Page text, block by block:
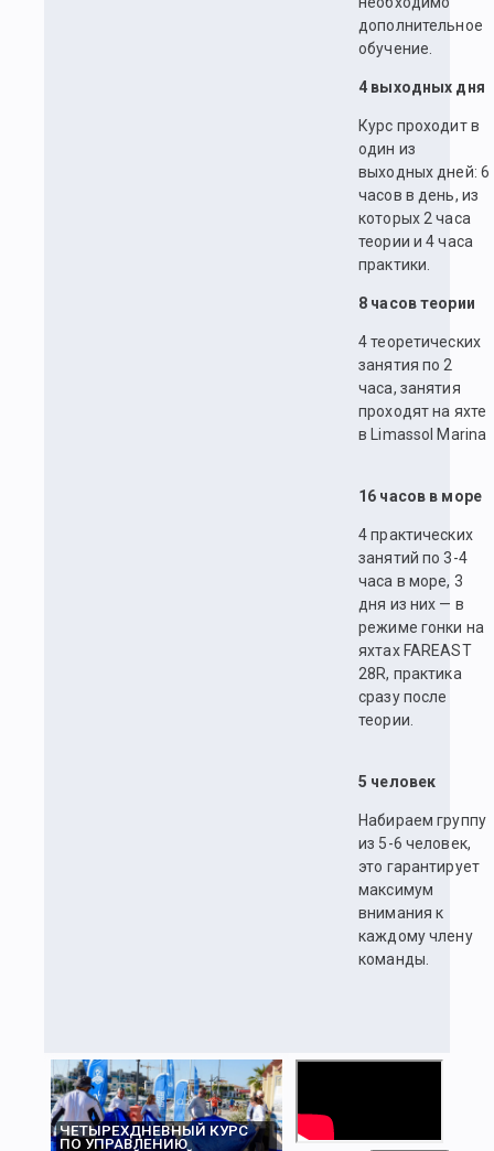
дополнительное
обучение.
4 выходных дня
Курс проходит в
один из
выходных дней: 6
часов в день, из
которых 2 часа
теории и 4 часа
практики.
8 часов теории
4 теоретических
занятия по 2
часа, занятия
проходят на яхте
в Limassol Marina
16 часов в море
4 практических
занятий по 3-4
часа в море, 3
дня из них — в
режиме гонки на
яхтах FAREAST
28R, практика
сразу после
теории.
5 человек
Набираем группу
из 5-6 человек,
это гарантирует
максимум
внимания к
каждому члену
команды.
ЧЕТЫРЕХДНЕВНЫЙ КУРС
ПО УПРАВЛЕНИЮ